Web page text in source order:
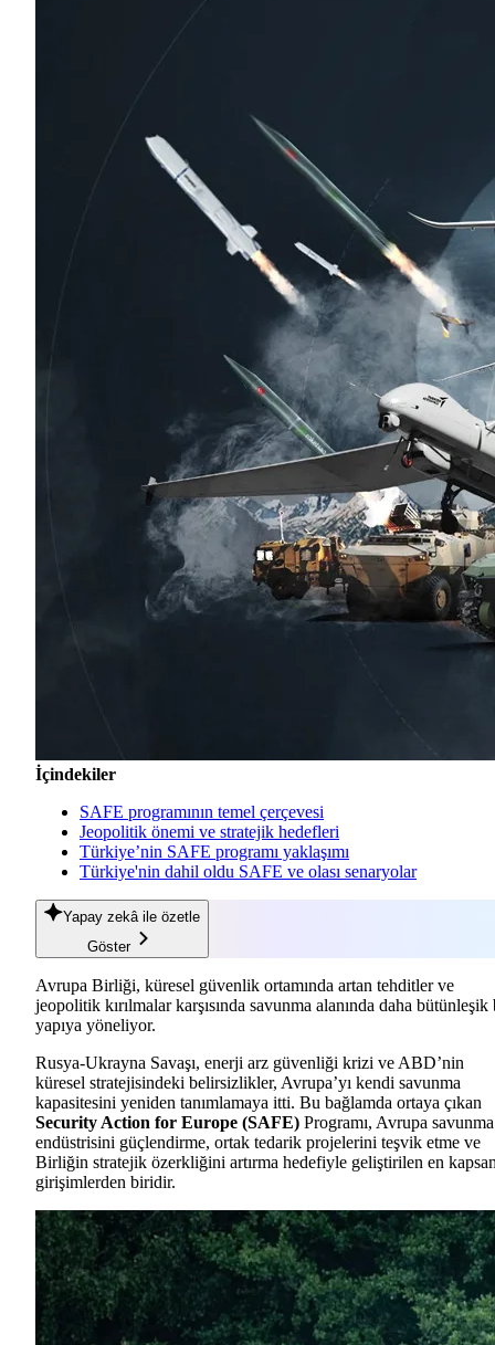
İçindekiler
SAFE programının temel çerçevesi
Jeopolitik önemi ve stratejik hedefleri
Türkiye’nin SAFE programı yaklaşımı
Türkiye'nin dahil oldu SAFE ve olası senaryolar
Yapay zekâ ile özetle
Göster
Avrupa Birliği, küresel güvenlik ortamında artan tehditler ve
jeopolitik kırılmalar karşısında savunma alanında daha bütünleşik
yapıya yöneliyor.
Rusya-Ukrayna Savaşı, enerji arz güvenliği krizi ve ABD’nin
küresel stratejisindeki belirsizlikler, Avrupa’yı kendi savunma
kapasitesini yeniden tanımlamaya itti. Bu bağlamda ortaya çıkan
Security Action for Europe (SAFE) Programı, Avrupa savunma
endüstrisini güçlendirme, ortak tedarik projelerini teşvik etme ve
Birliğin stratejik özerkliğini artırma hedefiyle geliştirilen en
girişimlerden biridir.